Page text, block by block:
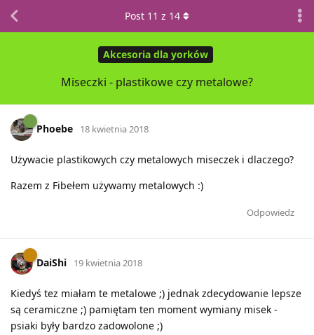
Akcesoria dla yorków
Miseczki - plastikowe czy metalowe?
Post 11 z 14
Phoebe 18 kwietnia 2018
Używacie plastikowych czy metalowych miseczek i dlaczego?
Razem z Fibełem używamy metalowych :)
Odpowiedz
DaiShi 19 kwietnia 2018
Kiedyś tez miałam te metalowe ;) jednak zdecydowanie lepsze
są ceramiczne ;) pamiętam ten moment wymiany misek -
psiaki były bardzo zadowolone ;)